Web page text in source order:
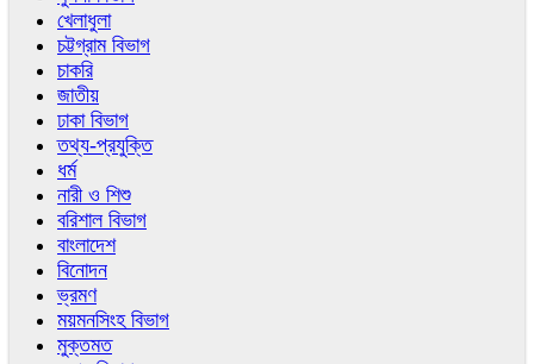
খেলাধুলা
চট্টগ্রাম বিভাগ
চাকরি
জাতীয়
ঢাকা বিভাগ
তথ্য-প্রযুক্তি
ধর্ম
নারী ও শিশু
বরিশাল বিভাগ
বাংলাদেশ
বিনোদন
ভ্রমণ
ময়মনসিংহ বিভাগ
মুক্তমত